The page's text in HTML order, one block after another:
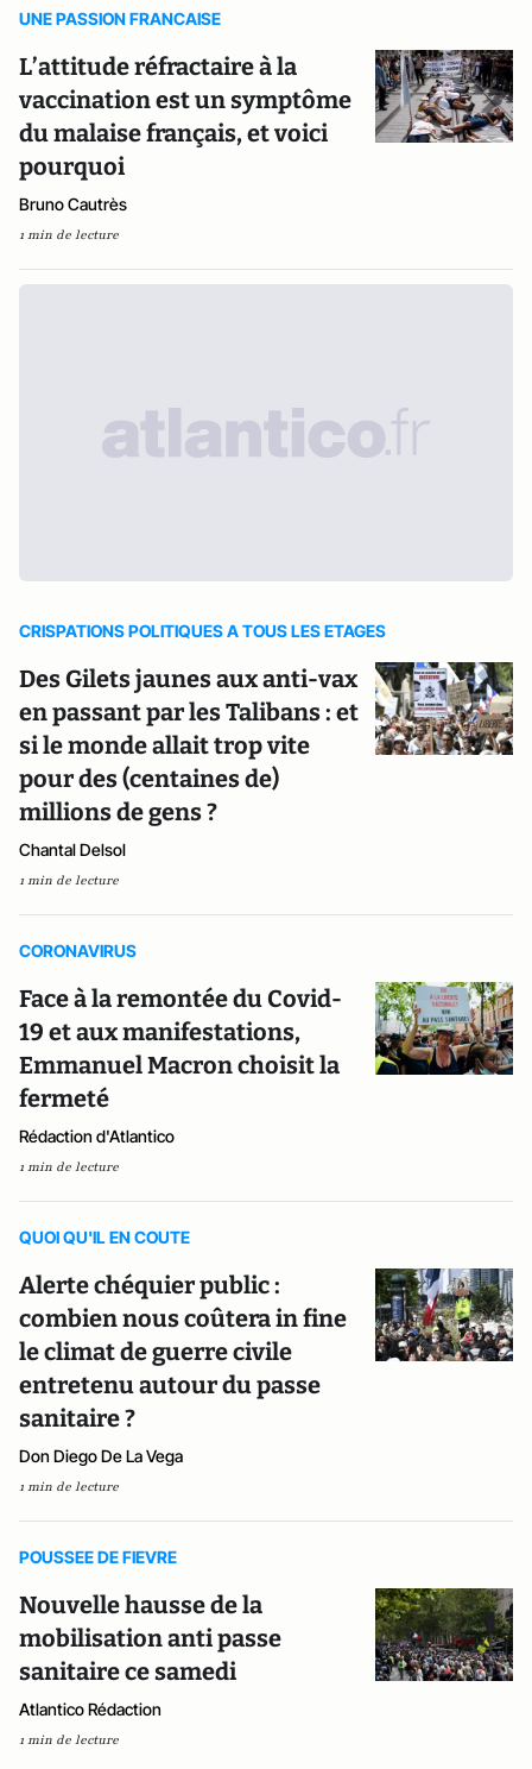
UNE PASSION FRANCAISE
L’attitude réfractaire à la
vaccination est un symptôme
du malaise français, et voici
pourquoi
Bruno Cautrès
1 min de lecture
CRISPATIONS POLITIQUES A TOUS LES ETAGES
Des Gilets jaunes aux anti-vax
en passant par les Talibans : et
si le monde allait trop vite
pour des (centaines de)
millions de gens ?
Chantal Delsol
1 min de lecture
CORONAVIRUS
Face à la remontée du Covid-
19 et aux manifestations,
Emmanuel Macron choisit la
fermeté
Rédaction d'Atlantico
1 min de lecture
QUOI QU'IL EN COUTE
Alerte chéquier public :
combien nous coûtera in fine
le climat de guerre civile
entretenu autour du passe
sanitaire ?
Don Diego De La Vega
1 min de lecture
POUSSEE DE FIEVRE
Nouvelle hausse de la
mobilisation anti passe
sanitaire ce samedi
Atlantico Rédaction
1 min de lecture